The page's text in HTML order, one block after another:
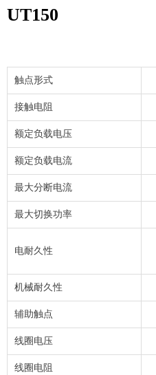
UT150
触点形式
接触电阻
额定负载电压
额定负载电流
最大分断电流
最大切换功率
电耐久性
机械耐久性
辅助触点
线圈电压
线圈电阻